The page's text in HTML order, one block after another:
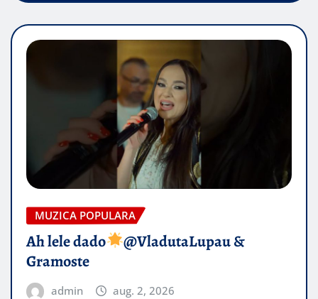
MUZICA POPULARA
Ah lele dado​
@VladutaLupau &
Gramoste
admin aug. 2, 2026